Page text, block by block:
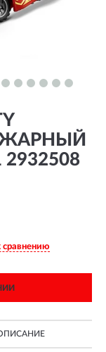
2932508
сравнению